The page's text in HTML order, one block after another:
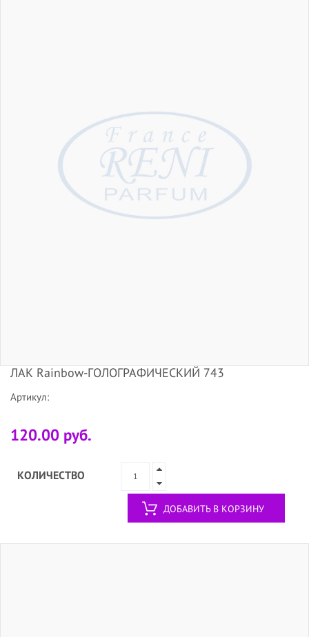
ЛАК Rainbow-ГОЛОГРАФИЧЕСКИЙ 743
Артикул:
120.00 руб.
КОЛИЧЕСТВО
ДОБАВИТЬ В КОРЗИНУ